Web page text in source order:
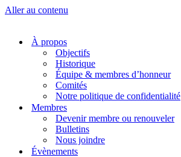
Aller au contenu
À propos
Objectifs
Historique
Équipe & membres d’honneur
Comités
Notre politique de confidentialité
Membres
Devenir membre ou renouveler
Bulletins
Nous joindre
Évènements